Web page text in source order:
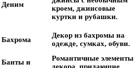
Деним
кроем, джинсовые
куртки и рубашки.
Бахрома
Декор из бахромы на
одежде, сумках, обуви.
Банты и
Романтичные элементы